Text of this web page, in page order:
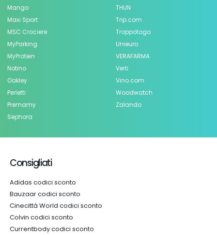
Mango
Maxi Sport
MSC Crociere
MyParking
MyProtein
Notino
Oakley
Perletti
Premamy
Sephora
THUN
Trip.com
Troppotogo
Unieuro
VERAFARMA
Verti
Vino.com
Woodwatch
Zalando
Consigliati
Adidas codici sconto
Bauzaar codici sconto
Cinecittà World codici sconto
Colvin codici sconto
Currentbody codici sconto